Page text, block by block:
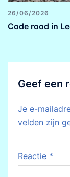
26/06/2026
Code rood in
Geef een
Je e-
velden zijn
Reactie *